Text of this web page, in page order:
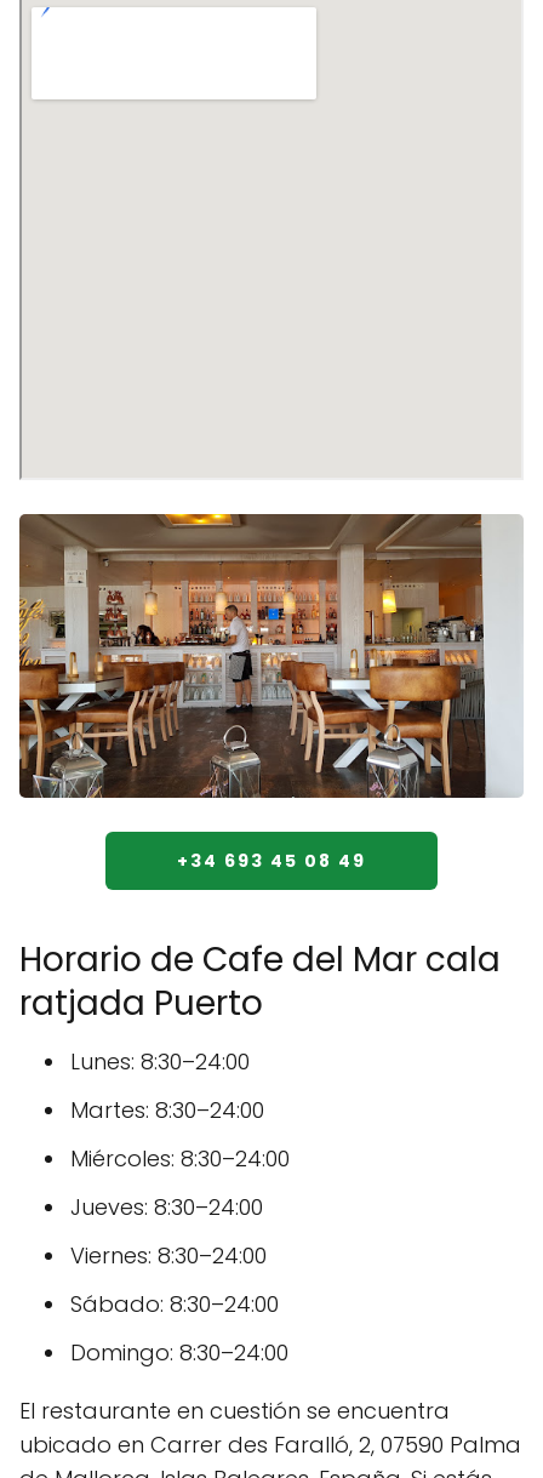
+34 693 45 08 49
Horario de Cafe del Mar cala
ratjada Puerto
Lunes: 8:30–24:00
Martes: 8:30–24:00
Miércoles: 8:30–24:00
Jueves: 8:30–24:00
Viernes: 8:30–24:00
Sábado: 8:30–24:00
Domingo: 8:30–24:00
El restaurante en cuestión se encuentra
ubicado en Carrer des Faralló, 2, 07590 Palma